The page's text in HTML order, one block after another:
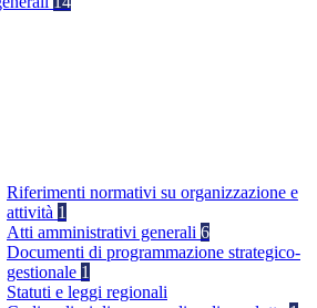
Riferimenti normativi su organizzazione e
attività 1
Atti amministrativi generali 6
Documenti di programmazione strategico-
gestionale 1
Statuti e leggi regionali